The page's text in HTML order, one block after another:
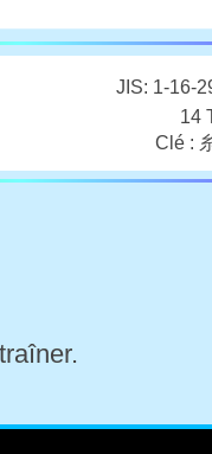
JIS: 1-16-
14
Clé :